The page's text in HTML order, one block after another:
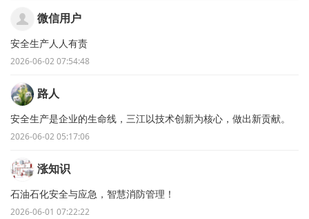
微信用户
安全生产人人有责
2026-06-02 07:54:48
路人
安全生产是企业的生命线，三江以技术创新为核心，做出新贡献。
2026-06-02 05:17:06
涨知识
石油石化安全与应急，智慧消防管理！
2026-06-01 07:22:22